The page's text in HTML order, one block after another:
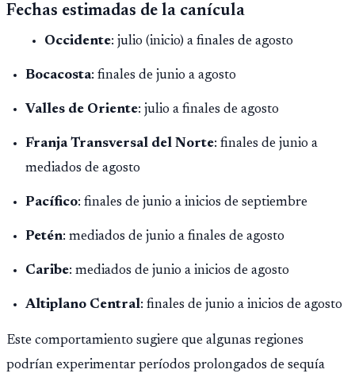
Fechas estimadas de la canícula
Occidente: julio (inicio) a finales de agosto
Bocacosta: finales de junio a agosto
Valles de Oriente: julio a finales de agosto
Franja Transversal del Norte: finales de junio a
mediados de agosto
Pacífico: finales de junio a inicios de septiembre
Petén: mediados de junio a finales de agosto
Caribe: mediados de junio a inicios de agosto
Altiplano Central: finales de junio a inicios de agosto
Este comportamiento sugiere que algunas regiones
podrían experimentar períodos prolongados de sequía